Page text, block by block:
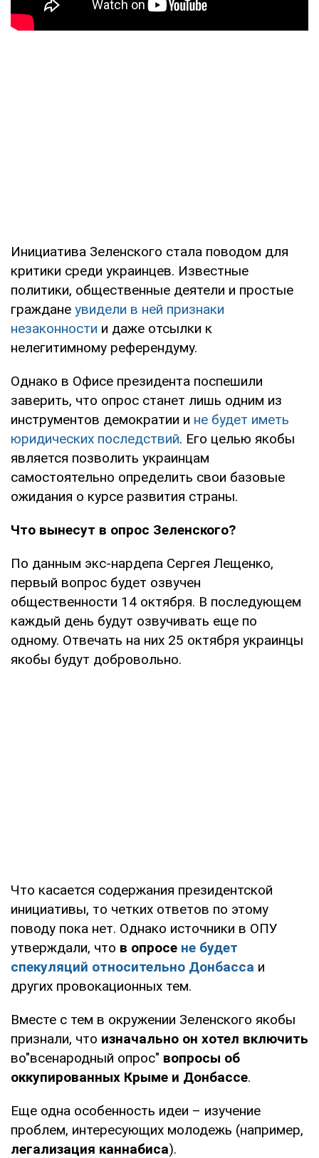
Инициатива Зеленского стала поводом для
критики среди украинцев. Известные
политики, общественные деятели и простые
граждане увидели в ней признаки
незаконности и даже отсылки к
нелегитимному референдуму.
Однако в Офисе президента поспешили
заверить, что опрос станет лишь одним из
инструментов демократии и не будет иметь
юридических последствий. Его целью якобы
является позволить украинцам
самостоятельно определить свои базовые
ожидания о курсе развития страны.
Что вынесут в опрос Зеленского?
По данным экс-нардепа Сергея Лещенко,
первый вопрос будет озвучен
общественности 14 октября. В последующем
каждый день будут озвучивать еще по
одному. Отвечать на них 25 октября украинцы
якобы будут добровольно.
Что касается содержания президентской
инициативы, то четких ответов по этому
поводу пока нет. Однако источники в ОПУ
утверждали, что в опросе не будет
спекуляций относительно Донбасса и
других провокационных тем.
Вместе с тем в окружении Зеленского якобы
признали, что изначально он хотел включить
во"всенародный опрос" вопросы об
оккупированных Крыме и Донбассе.
Еще одна особенность идеи – изучение
проблем, интересующих молодежь (например,
легализация каннабиса).